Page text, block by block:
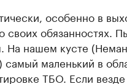
особенно в
своих обязанностях.
На нашем кусте
маленький в
ТБО. Если